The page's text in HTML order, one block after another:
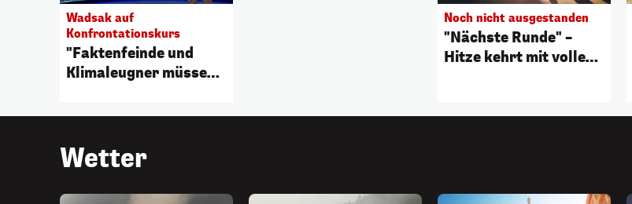
Wadsak auf
Konfrontationskurs
"Faktenfeinde und
Klimaleugner müssen
Noch nicht ausgestanden
"Nächste Runde" –
Hitze kehrt mit voller
Wetter